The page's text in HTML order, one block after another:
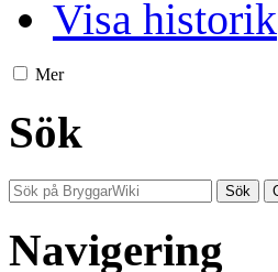
Visa historik
Mer
Sök
Navigering